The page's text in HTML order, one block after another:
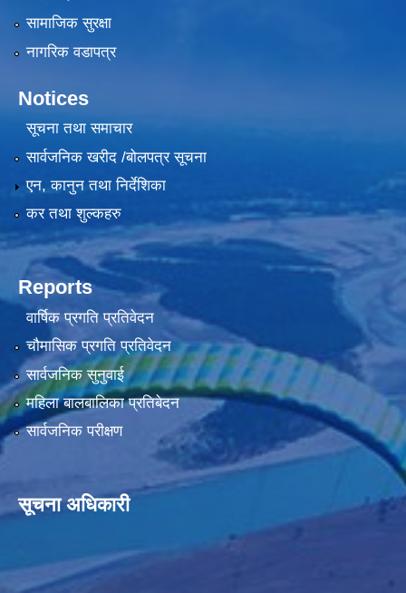
सामाजिक सुरक्षा
नागरिक वडापत्र
Notices
सूचना तथा समाचार
सार्वजनिक खरीद /बोलपत्र सूचना
एन, कानुन तथा निर्देशिका
कर तथा शुल्कहरु
Reports
वार्षिक प्रगति प्रतिवेदन
चौमासिक प्रगति प्रतिवेदन
सार्वजनिक सुनुवाई
महिला बालबालिका प्रतिबेदन
सार्वजनिक परीक्षण
सूचना अधिकारी